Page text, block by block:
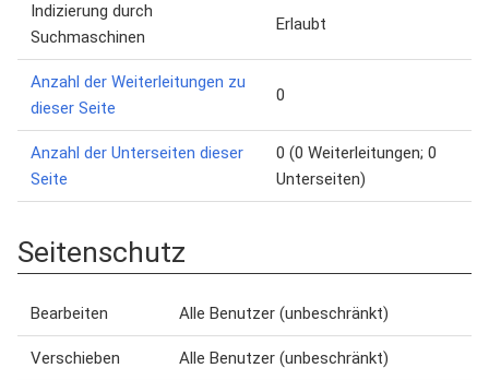
Indizierung durch
Suchmaschinen
Erlaubt
Anzahl der Weiterleitungen zu
dieser Seite
0
Anzahl der Unterseiten dieser
Seite
0 (0 Weiterleitungen; 0
Unterseiten)
Seitenschutz
Bearbeiten Alle Benutzer (unbeschränkt)
Verschieben Alle Benutzer (unbeschränkt)